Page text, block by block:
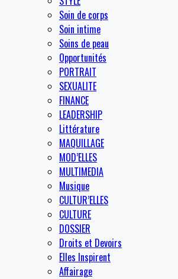
Soin de corps
Soin intime
Soins de peau
Opportunités
PORTRAIT
SEXUALITE
FINANCE
LEADERSHIP
Littérature
MAQUILLAGE
MOD’ELLES
MULTIMEDIA
Musique
CULTUR’ELLES
CULTURE
DOSSIER
Droits et Devoirs
Elles Inspirent
Affairage